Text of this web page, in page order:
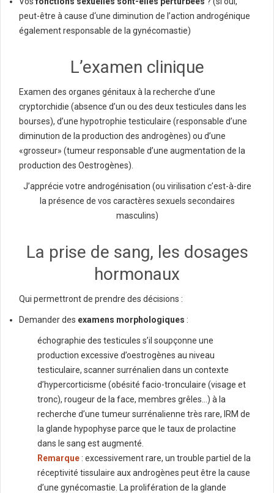
peut-être à cause d‘une diminution de l’action androgénique
également responsable de la gynécomastie)
L’examen clinique
Examen des organes génitaux à la recherche d’une
cryptorchidie (absence d’un ou des deux testicules dans les
bourses), d’une hypotrophie testiculaire (responsable d’une
diminution de la production des androgènes) ou d’une
«grosseur» (tumeur responsable d’une augmentation de la
production des Oestrogènes).
J’apprécie votre androgénisation (ou virilisation c’est-à-dire
la présence de vos caractères sexuels secondaires
masculins)
La prise de sang, les dosages
hormonaux
Qui permettront de prendre des décisions :
Demander des examens morphologiques :
échographie des testicules s’il soupçonne une
production excessive d’oestrogènes au niveau
testiculaire, scanner surrénalien dans un contexte
d’hypercorticisme (obésité facio-tronculaire (visage et
tronc), rougeur de la face, membres grêles…) à la
recherche d’une tumeur surrénalienne très rare, IRM de
la glande hypophyse parce que le taux de prolactine
dans le sang est augmenté.
Remarque : excessivement rare, un trouble partiel de la
réceptivité tissulaire aux androgènes peut être la cause
d’une gynécomastie. La prolifération de la glande